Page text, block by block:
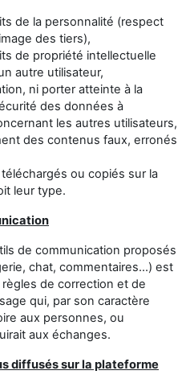
de la personnalité (respect
des tiers),
de propriété intellectuelle
autre utilisateur,
ni porter atteinte à la
des données à
les autres utilisateurs,
des contenus faux, erronés
ou copiés sur la
leur type.
de communication proposés
chat, commentaires...) est
de correction et de
qui, par son caractère
aux personnes, ou
aux échanges.
diffusés sur la plateforme